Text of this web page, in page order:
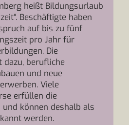
heißt Bildungsurlaub
Beschäftigte haben
auf bis zu fünf
pro Jahr für
Die
dazu, berufliche
und neue
Viele
erfüllen die
können deshalb als
werden.